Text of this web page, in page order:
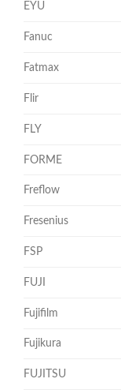
EYU
Fanuc
Fatmax
Flir
FLY
FORME
Freflow
Fresenius
FSP
FUJI
Fujifilm
Fujikura
FUJITSU